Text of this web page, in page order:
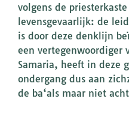
volgens de
levensgevaarlijk: de
is door deze denklijn
een vertegenwoordiger
Samaria, heeft in deze
ondergang dus aan
de ba‘als maar niet